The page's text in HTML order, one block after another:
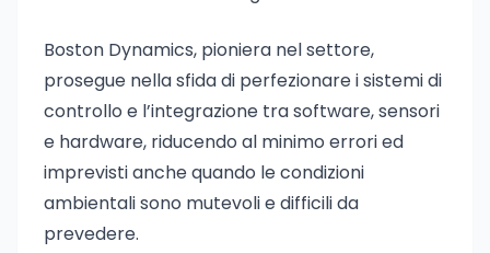
Boston Dynamics, pioniera nel settore,
prosegue nella sfida di perfezionare i sistemi di
controllo e l’integrazione tra software, sensori
e hardware, riducendo al minimo errori ed
imprevisti anche quando le condizioni
ambientali sono mutevoli e difficili da
prevedere.